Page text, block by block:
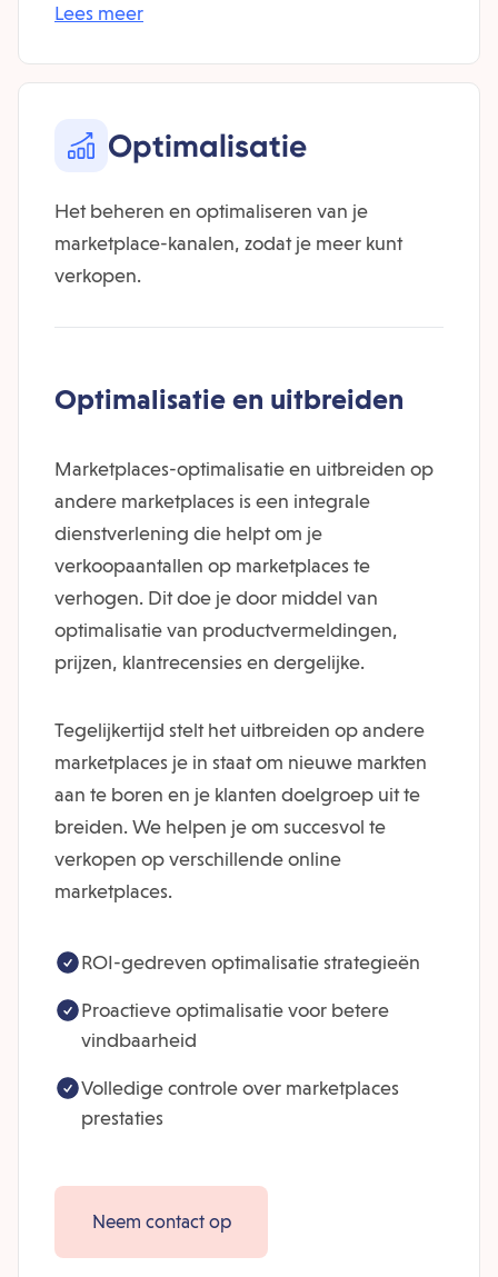
Lees meer
Optimalisatie
Het beheren en optimaliseren van je
marketplace-kanalen, zodat je meer kunt
verkopen.
Optimalisatie en uitbreiden
Marketplaces-optimalisatie en uitbreiden op
andere marketplaces is een integrale
dienstverlening die helpt om je
verkoopaantallen op marketplaces te
verhogen. Dit doe je door middel van
optimalisatie van productvermeldingen,
prijzen, klantrecensies en dergelijke.
Tegelijkertijd stelt het uitbreiden op andere
marketplaces je in staat om nieuwe markten
aan te boren en je klanten doelgroep uit te
breiden. We helpen je om succesvol te
verkopen op verschillende online
marketplaces.
ROI-gedreven optimalisatie strategieën
Proactieve optimalisatie voor betere
vindbaarheid
Volledige controle over marketplaces
prestaties
Neem contact op